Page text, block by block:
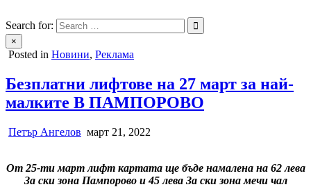
People of Bulgaria
За хората на България
Search for:
×
Posted in Новини, Реклама
Безплатни лифтове на 27 март за най-
малките В ПАМПОРОВО
Петър Ангелов март 21, 2022
От 25-ти март лифт картата ще бъде намалена на 62 лева
За ски зона Пампорово и 45 лева За ски зона мечи чал